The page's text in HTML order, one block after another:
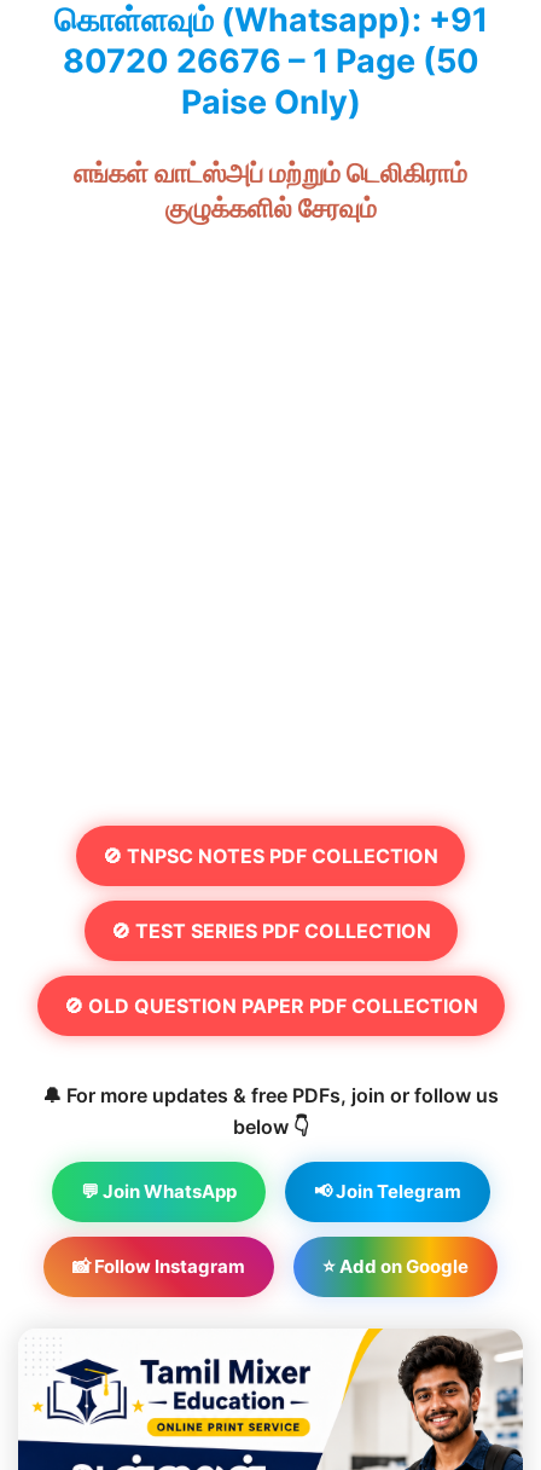
கொள்ளவும் (Whatsapp): +91
80720 26676 – 1 Page (50
Paise Only)
எங்கள் வாட்ஸ்அப் மற்றும் டெலிகிராம்
குழுக்களில் சேரவும்
🚫 TNPSC NOTES PDF COLLECTION
🚫 TEST SERIES PDF COLLECTION
🚫 OLD QUESTION PAPER PDF COLLECTION
🔔 For more updates & free PDFs, join or follow us
below 👇
💬 Join WhatsApp 📢 Join Telegram
📸 Follow Instagram ⭐ Add on Google